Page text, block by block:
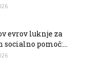
evrov luknje za
pomoč:...